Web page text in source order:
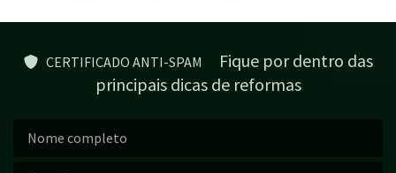
CERTIFICADO ANTI-SPAM
Fique por dentro das
principais dicas de reformas